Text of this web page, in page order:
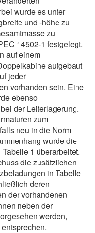
wurde es unter
und -höhe zu
zu
14502-1 festgelegt.
auf einem
aufgebaut
jeder
vorhanden sein. Eine
ebenso
der Leiterlagerung.
zum
neu in die Norm
wurde die
1 überarbeitet.
die zusätzlichen
in Tabelle
deren
der vorhandenen
neben der
werden,